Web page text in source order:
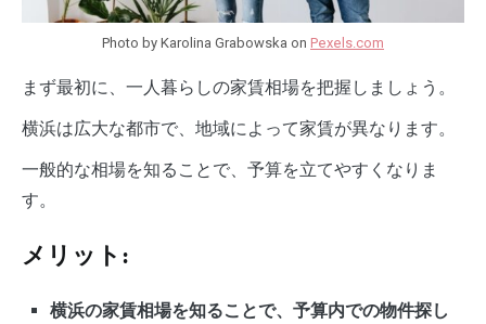
Photo by Karolina Grabowska on Pexels.com
まず最初に、一人暮らしの家賃相場を把握しましょう。
横浜は広大な都市で、地域によって家賃が異なります。
一般的な相場を知ることで、予算を立てやすくなりま
す。
メリット:
横浜の家賃相場を知ることで、予算内での物件探し